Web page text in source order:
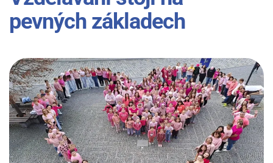
pevných základech